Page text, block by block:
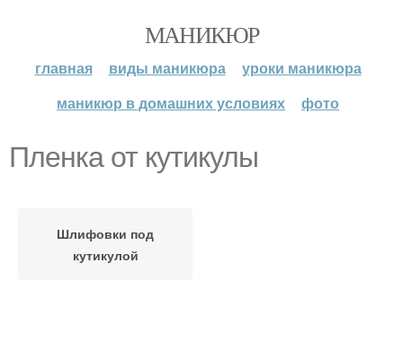
МАНИКЮР
главная виды маникюра
уроки маникюра
маникюр в домашних условиях
фото
Пленка от кутикулы
Шлифовки под
кутикулой